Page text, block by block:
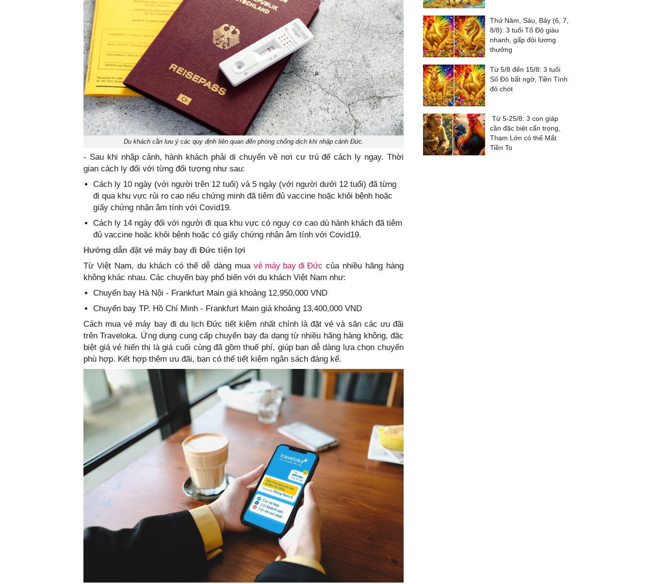
Du khách cần lưu ý các quy định liên quan đến phòng chống dịch khi nhập cảnh Đức.
- Sau khi nhập cảnh, hành khách phải di chuyển về nơi cư trú để cách ly ngay. Thời
gian cách ly đối với từng đối tượng như sau:
Cách ly 10 ngày (với người trên 12 tuổi) và 5 ngày (với người dưới 12 tuổi) đã từng
đi qua khu vực rủi ro cao nếu chứng minh đã tiêm đủ vaccine hoặc khỏi bệnh hoặc
giấy chứng nhận âm tính với Covid19.
Cách ly 14 ngày đối với người đi qua khu vực có nguy cơ cao dù hành khách đã tiêm
đủ vaccine hoặc khỏi bệnh hoặc có giấy chứng nhận âm tính với Covid19.
Hướng dẫn đặt vé máy bay đi Đức tiện lợi
Từ Việt Nam, du khách có thể dễ dàng mua vé máy bay đi Đức của nhiều hãng hàng
không khác nhau. Các chuyến bay phổ biến với du khách Việt Nam như:
Chuyến bay Hà Nội - Frankfurt Main giá khoảng 12,950,000 VND
Chuyến bay TP. Hồ Chí Minh - Frankfurt Main giá khoảng 13,400,000 VND
Cách mua vé máy bay đi du lịch Đức tiết kiệm nhất chính là đặt vé và săn các ưu đãi
trên Traveloka. Ứng dụng cung cấp chuyến bay đa dạng từ nhiều hãng hàng không, đặc
biệt giá vé hiển thị là giá cuối cùng đã gồm thuế phí, giúp bạn dễ dàng lựa chọn chuyến
phù hợp. Kết hợp thêm ưu đãi, bạn có thể tiết kiệm ngân sách đáng kể.
Thứ Năm, Sáu, Bảy (6, 7,
8/8): 3 tuổi Tổ Độ giàu
nhanh, gấp đôi lương
thưởng
Từ 5/8 đến 15/8: 3 tuổi
Số Đỏ bất ngờ, Tiền Tình
đỏ chót
Từ 5-25/8: 3 con giáp
cần đặc biệt cẩn trọng,
Tham Lớn có thể Mất
Tiền To